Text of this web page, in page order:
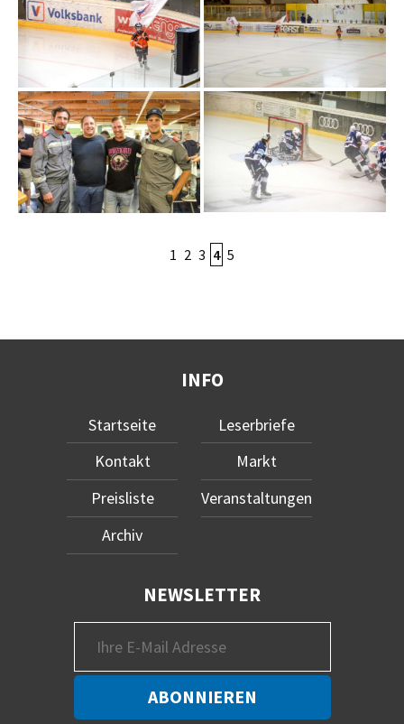
1 2 3 4 5
INFO
Startseite
Kontakt
Preisliste
Archiv
Leserbriefe
Markt
Veranstaltungen
NEWSLETTER